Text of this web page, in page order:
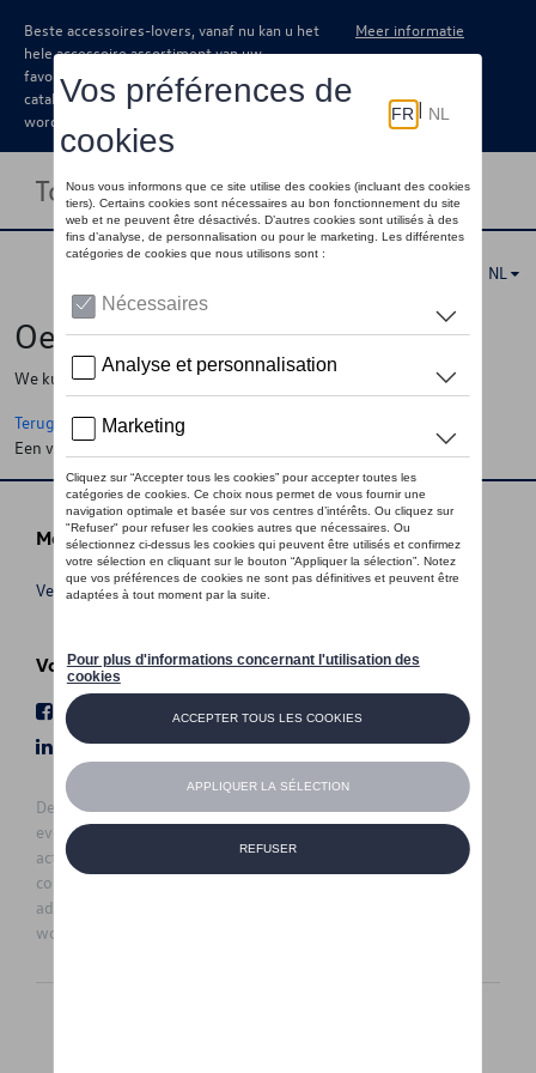
Beste accessoires-lovers, vanaf nu kan u het
hele accessoire assortiment van uw
favoriete merk terugvinden in de online
catalogus. Deze kunnen steeds besteld
worden via uw dealer.
Meer informatie
Toggle navigation
NL
Oeps !
We kunnen de pagina, de informatie die u zoekt niet vinden
Terug naar de startpagina
Een vraag ?
Meer info
Verkoopsvoorwaarden
Volg Ons
Facebook
Youtube
LinkedIn
Instagram
De prijzen op deze site zijn adviesprijzen (incl. btw), exclusief
eventuele installatiekosten. Voor meer informatie over de
actuele verkoopprijs en de eventuele installatiekosten kunt u
contact opnemen met uw concessiehouder / agent. De
adviesprijzen kunnen zonder voorafgaande kennisgeving
worden gewijzigd.